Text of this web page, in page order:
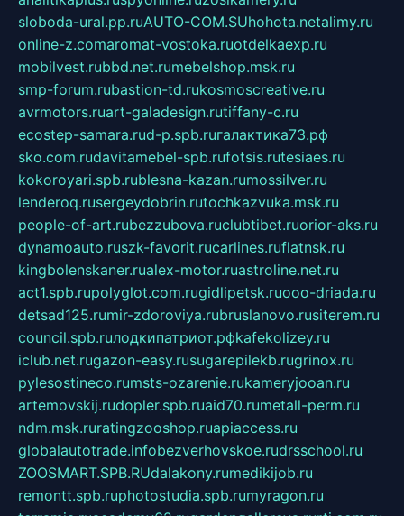
sloboda-ural.pp.ruAUTO-COM.SUhohota.netalimy.ru
online-z.comaromat-vostoka.ruotdelkaexp.ru
mobilvest.rubbd.net.rumebelshop.msk.ru
smp-forum.rubastion-td.rukosmoscreative.ru
avrmotors.ruart-galadesign.rutiffany-c.ru
ecostep-samara.rud-p.spb.ruгалактика73.рф
sko.com.rudavitamebel-spb.rufotsis.rutesiaes.ru
kokoroyari.spb.rublesna-kazan.rumossilver.ru
lenderoq.rusergeydobrin.rutochkazvuka.msk.ru
people-of-art.rubezzubova.ruclubtibet.ruorior-aks.ru
dynamoauto.ruszk-favorit.rucarlines.ruflatnsk.ru
kingbolenskaner.rualex-motor.ruastroline.net.ru
act1.spb.rupolyglot.com.rugidlipetsk.ruooo-driada.ru
detsad125.rumir-zdoroviya.rubruslanovo.rusiterem.ru
council.spb.ruлодкипатриот.рфkafekolizey.ru
iclub.net.rugazon-easy.rusugarepilekb.rugrinox.ru
pylesostineco.rumsts-ozarenie.rukameryjooan.ru
artemovskij.rudopler.spb.ruaid70.rumetall-perm.ru
ndm.msk.ruratingzooshop.ruapiaccess.ru
globalautotrade.infobezverhovskoe.rudrsschool.ru
ZOOSMART.SPB.RUdalakony.rumedikijob.ru
remontt.spb.ruphotostudia.spb.rumyragon.ru